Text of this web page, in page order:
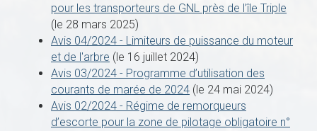
pour les transporteurs de GNL près de l’île Triple
(le 28 mars 2025)
Avis 04/2024 - Limiteurs de puissance du moteur
et de l'arbre (le 16 juillet 2024)
Avis 03/2024 - Programme d’utilisation des
courants de marée de 2024 (le 24 mai 2024)
Avis 02/2024 - Régime de remorqueurs
d’escorte pour la zone de pilotage obligatoire n°